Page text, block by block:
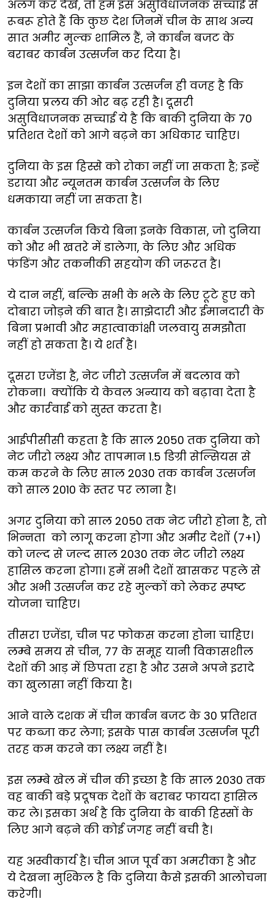
अलग कर देखें, तो हम इस असुविधाजनक सच्चाई से
रूबरू होते हैं कि कुछ देश जिनमें चीन के साथ अन्य
सात अमीर मुल्क शामिल हैं, ने कार्बन बजट के
बराबर कार्बन उत्सर्जन कर दिया है।
इन देशों का साझा कार्बन उत्सर्जन ही वजह है कि
दुनिया प्रलय की ओर बढ़ रही है। दूसरी
असुविधाजनक सच्चाई ये है कि बाकी दुनिया के 70
प्रतिशत देशों को आगे बढ़ने का अधिकार चाहिए।
दुनिया के इस हिस्से को रोका नहीं जा सकता है;इन्हें
डराया और न्यूनतम कार्बन उत्सर्जन के लिए
धमकाया नहीं जा सकता है।
कार्बन उत्सर्जन किये बिना इनके विकास, जो दुनिया
को और भी खतरे में डालेगा, के लिए और अधिक
फंडिंग और तकनीकी सहयोग की जरूरत है।
ये दान नहीं, बल्कि सभी के भले के लिए टूटे हुए को
दोबारा जोड़ने की बात है। साझेदारी और ईमानदारी के
बिना प्रभावी और महात्वाकांक्षी जलवायु समझौता
नहीं हो सकता है। ये शर्त है।
दूसरा एजेंडा है, नेट जीरो उत्सर्जन में बदलाव को
रोकना। क्योंकि ये केवल अन्याय को बढ़ावा देता है
और कार्रवाई को सुस्त करता है।
आईपीसीसी कहता है कि साल 2050 तक दुनिया को
नेट जीरो लक्ष्य और तापमान 1.5 डिग्री सेल्सियस से
कम करने के लिए साल 2030 तक कार्बन उत्सर्जन
को साल 2010 के स्तर पर लाना है।
अगर दुनिया को साल 2050 तक नेट जीरो होना है, तो
भिन्नता को लागू करना होगा और अमीर देशों(7+1)
को जल्द से जल्द साल 2030 तक नेट जीरो लक्ष्य
हासिल करना होगा। हमें सभी देशों खासकर पहले से
और अभी उत्सर्जन कर रहे मुल्कों को लेकर स्पष्ट
योजना चाहिए।
तीसरा एजेंडा, चीन पर फोकस करना होना चाहिए।
लम्बे समय से चीन, 77 के समूह यानी विकासशील
देशों की आड़ में छिपता रहा है और उसने अपने इरादे
का खुलासा नहीं किया है।
आने वाले दशक में चीन कार्बन बजट के 30 प्रतिशत
पर कब्जा कर लेगा;इसके पास कार्बन उत्सर्जन पूरी
तरह कम करने का लक्ष्य नहीं है।
इस लम्बे खेल में चीन की इच्छा है कि साल 2030 तक
वह बाकी बड़े प्रदूषक देशों के बराबर फायदा हासिल
कर ले। इसका अर्थ है कि दुनिया के बाकी हिस्सों के
लिए आगे बढ़ने की कोई जगह नहीं बची है।
यह अस्वीकार्य है। चीन आज पूर्व का अमरीका है और
ये देखना मुश्किल है कि दुनिया कैसे इसकी आलोचना
करेगी।